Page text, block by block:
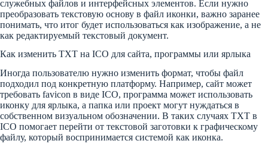
служебных файлов и интерфейсных элементов. Если нужно
преобразовать текстовую основу в файл иконки, важно заранее
понимать, что итог будет использоваться как изображение, а не
как редактируемый текстовый документ.
Как изменить TXT на ICO для сайта, программы или ярлыка
Иногда пользователю нужно изменить формат, чтобы файл
подходил под конкретную платформу. Например, сайт может
требовать favicon в виде ICO, программа может использовать
иконку для ярлыка, а папка или проект могут нуждаться в
собственном визуальном обозначении. В таких случаях TXT в
ICO помогает перейти от текстовой заготовки к графическому
файлу, который воспринимается системой как иконка.